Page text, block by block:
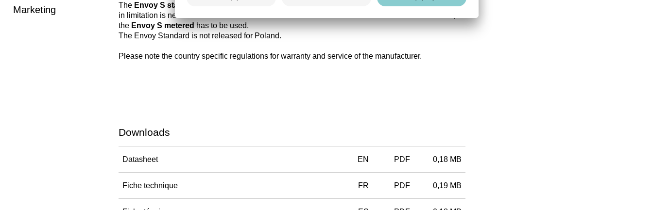
Marketing The Envoy S standard power metering and/ornofeed-
in limitation is needed. For countries with feed-in limitation and the need of exacter measurements,
the Envoy S meteredhas to be used.
The Envoy Standard is not released for Poland.
Please note the country specific regulations for warranty and service of the manufacturer.
Downloads
Datasheet EN PDF 0,18 MB
Fiche technique FR PDF 0,19 MB